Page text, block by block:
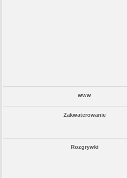
www
Zakwaterowanie
Rozgrywki